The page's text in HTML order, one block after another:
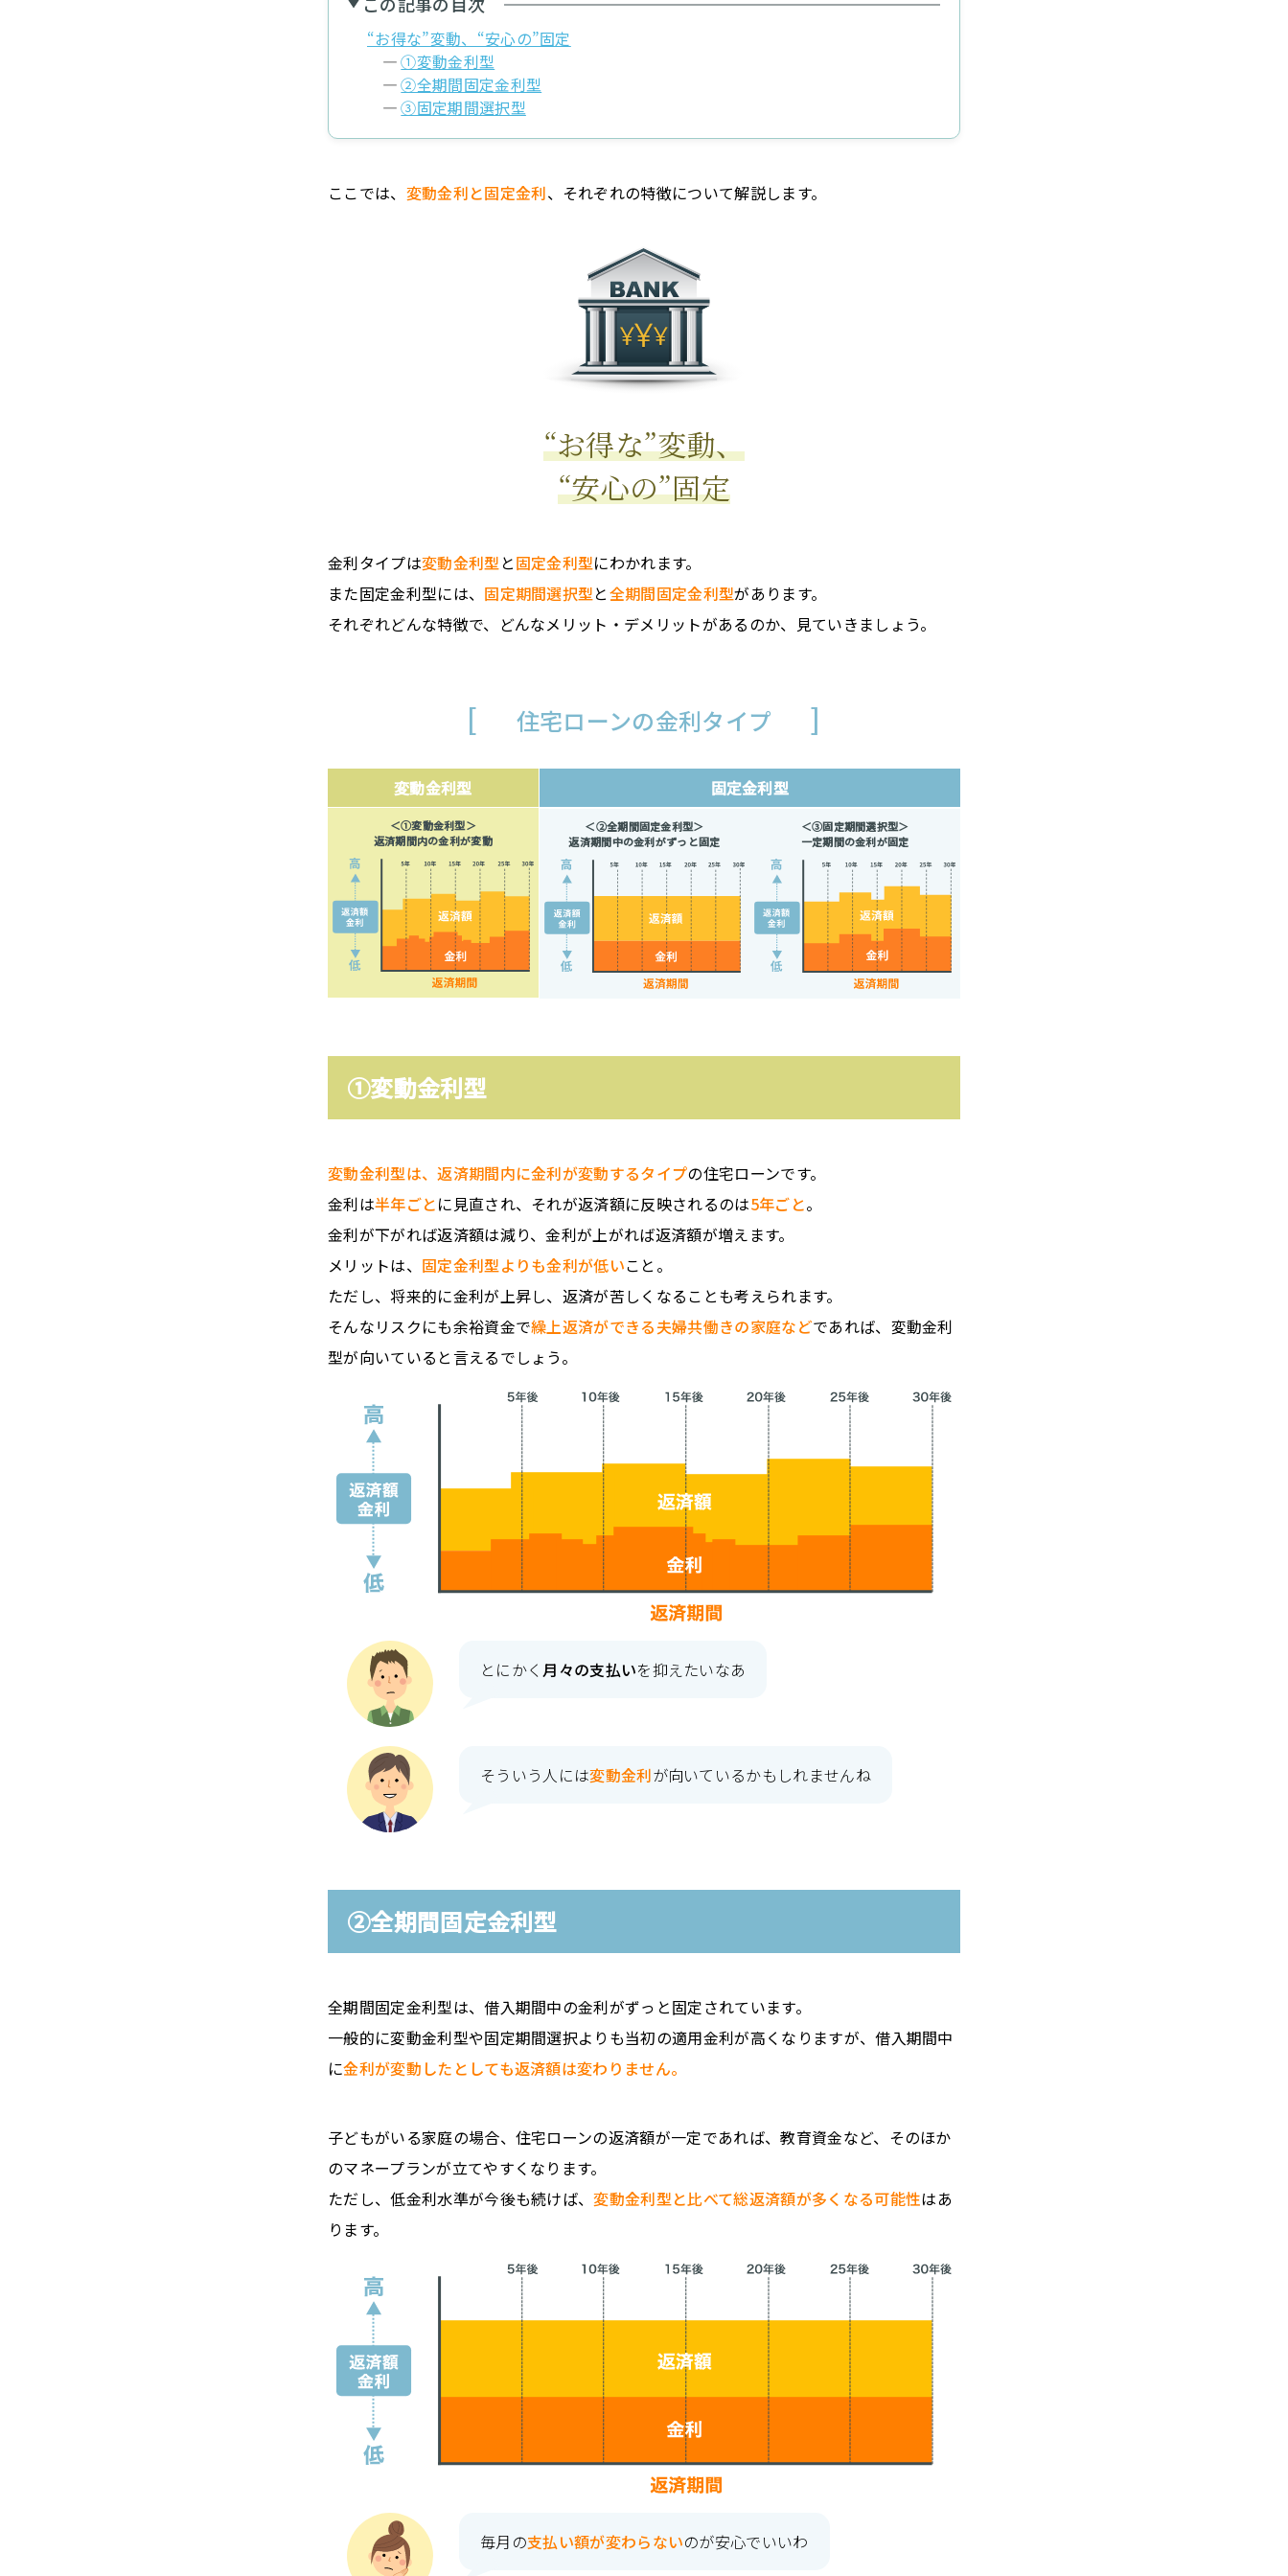
“お得な”変動、“安心の”固定
①変動金利型
②全期間固定金利型
③固定期間選択型
ここでは、 変動金利と固定金利、それぞれの特徴について解説します。
“お得な”変動、
“安心の”固定
金利タイプは変動金利型と固定金利型にわかれます。
また固定金利型には、 固定期間選択型と全期間固定金利型があります。
それぞれどんな特徴で、どんなメリット・デメリットがあるのか、見ていきましょう。
住宅ローンの金利タイプ
変動金利型
＜①変動金利型＞
返済期間内の金利が変動
固定金利型
＜②全期間固定金利型＞
返済期間中の金利がずっと固定
＜③固定期間選択型＞
一定期間の金利が固定
①変動金利型
変動金利型は、返済期間内に金利が変動するタイプの住宅ローンです。
金利は半年ごとに見直され、それが返済額に反映されるのは5年ごと。
金利が下がれば返済額は減り、金利が上がれば返済額が増えます。
メリットは、 固定金利型よりも金利が低いこと。
ただし、将来的に金利が上昇し、返済が苦しくなることも考えられます。
そんなリスクにも余裕資金で繰上返済ができる夫婦共働きの家庭などであれば、変動金利
型が向いていると言えるでしょう。
とにかく月々の支払いを抑えたいなあ
そういう人には変動金利が向いているかもしれませんね
②全期間固定金利型
全期間固定金利型は、借入期間中の金利がずっと固定されています。
一般的に変動金利型や固定期間選択よりも当初の適用金利が高くなりますが、借入期間中
に金利が変動したとしても返済額は変わりません。
子どもがいる家庭の場合、住宅ローンの返済額が一定であれば、教育資金など、そのほか
のマネープランが立てやすくなります。
ただし、低金利水準が今後も続けば、変動金利型と比べて総返済額が多くなる可能性はあ
ります。
毎月の支払い額が変わらないのが安心でいいわ